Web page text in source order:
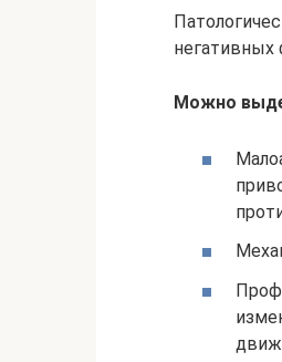
негативных
Можно